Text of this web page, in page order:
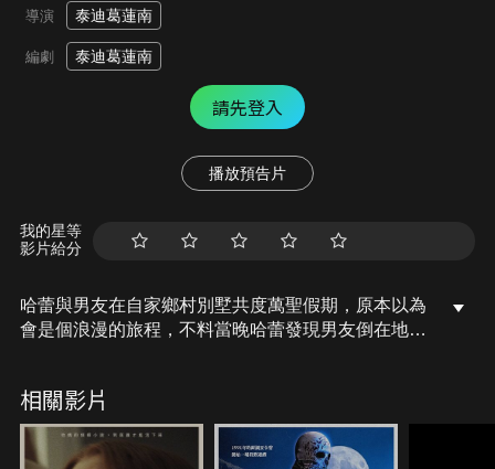
導演 泰迪葛蓮南
編劇 泰迪葛蓮南
請先登入
播放預告片
我的星等
影片給分
哈蕾與男友在自家鄉村別墅共度萬聖假期，原本以為
會是個浪漫的旅程，不料當晚哈蕾發現男友倒在地上
哈蕾冷酷的過去使她身懷絕技，也讓這場遊戲有了出
乎意料的結局…
相關影片